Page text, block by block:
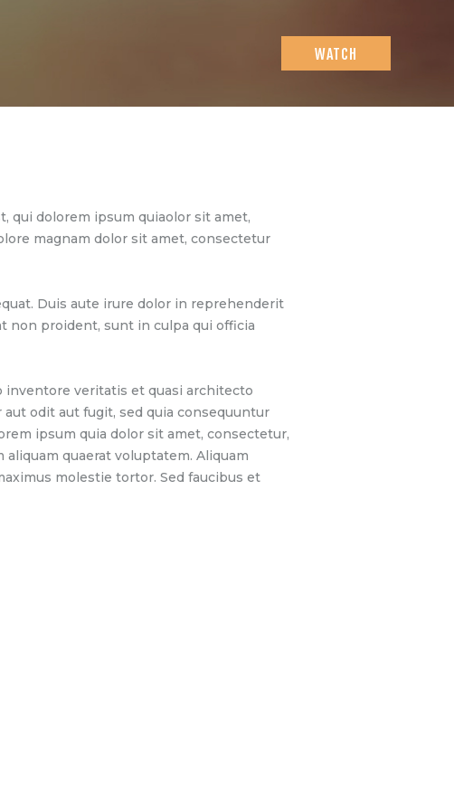
WATCH
qui dolorem ipsum quiaolor sit amet,
magnam dolor sit amet, consectetur
Duis aute irure dolor in reprehenderit
non proident, sunt in culpa qui officia
inventore veritatis et quasi architecto
odit aut fugit, sed quia consequuntur
ipsum quia dolor sit amet, consectetur,
quaerat voluptatem. Aliquam
molestie tortor. Sed faucibus et